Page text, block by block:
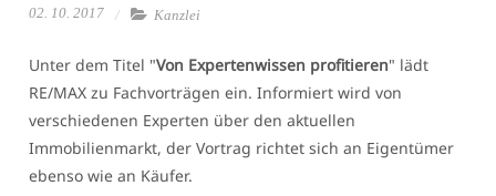
02. 10. 2017 Kanzlei
Unter dem Titel "Von Expertenwissen profitieren" lädt
RE/MAX zu Fachvorträgen ein. Informiert wird von
verschiedenen Experten über den aktuellen
Immobilienmarkt, der Vortrag richtet sich an Eigentümer
ebenso wie an Käufer.